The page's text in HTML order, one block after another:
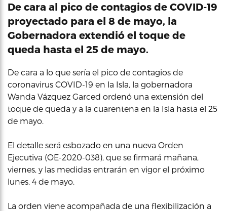
De cara al pico de contagios de COVID-19
proyectado para el 8 de mayo, la
Gobernadora extendió el toque de
queda hasta el 25 de mayo.
De cara a lo que sería el pico de contagios de
coronavirus COVID-19 en la Isla, la gobernadora
Wanda Vázquez Garced ordenó una extensión del
toque de queda y a la cuarentena en la Isla hasta el 25
de mayo.
El detalle será esbozado en una nueva Orden
Ejecutiva (OE-2020-038), que se firmará mañana,
viernes, y las medidas entrarán en vigor el próximo
lunes, 4 de mayo.
La orden viene acompañada de una flexibilización a